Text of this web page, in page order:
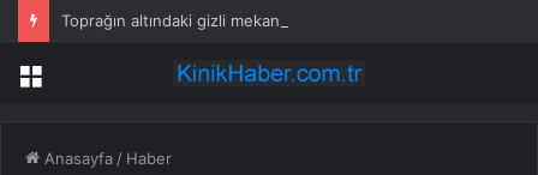
Menü
Anasayfa / Haber